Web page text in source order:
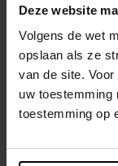
Deze website
Volgens de wet
opslaan als ze
van de site.
uw toestemming
toestemming op
Verzending
Beschrijving